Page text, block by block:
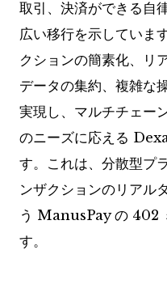
取引、決済ができる自
広い移行を示していま
クションの簡素化、リ
データの集約、複雑な
実現し、マルチチェー
のニーズに応える
す。これは、分散型プ
ンザクションのリアル
う ManusPay の 402
す。